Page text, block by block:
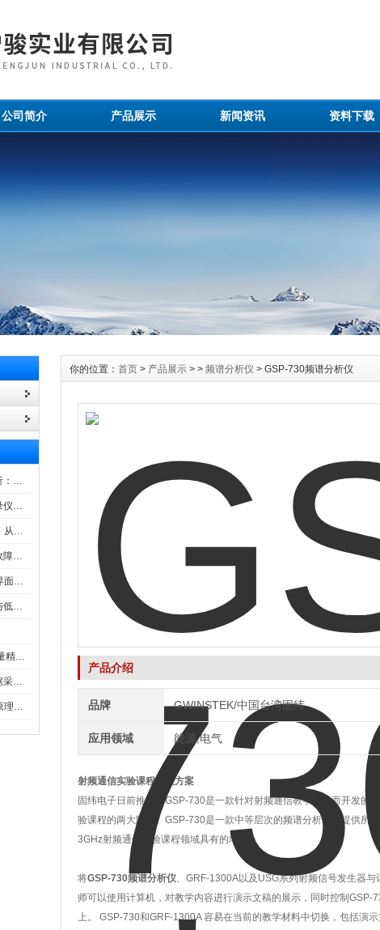
公司简介 产品展示 新闻资讯 资料下载
无线温度记录仪校准规范解析：从多点比对到不确定度评定的实操流程
报警功能详解：无线温度记录仪的阈值设定与通知机制
GL240温度记录仪操作指南：从开箱、接线到数据导出的标准化流程
无线温度记录仪常见的通信故障诊断与排除指南
GL980电压温度记录仪软件界面功能与使用技巧
日本图技记录仪的电池续航与低功耗模式适用场景分析
提升GL840-M数据采集器测量精度的操作秘籍
数据采集仪如何助力精准数据采集与分析？​
GL980电压温度记录仪核心原理及行业应用
你的位置： 首页 > 产品展示 > > 频谱分析仪 > GSP-730频谱分析仪
产品介绍
品牌 GWINSTEK/中国台湾固纬
应用领域 能源,电气
射频通信实验课程解决方案
固纬电子日前推出的GSP-730是一款针对射频通信教学需求而开发
验课程的两大障碍。GSP-730是一款中等层次的频谱分析仪，提供所
3GHz射频通信实验课程领域具有的地位。
将GSP-730频谱分析仪、GRF-1300A以及USG系列射频信号发生器
师可以使用计算机，对教学内容进行演示文稿的展示，同时控制
上。 GSP-730和GRF-1300A 容易在当前的教学材料中切换，包括演